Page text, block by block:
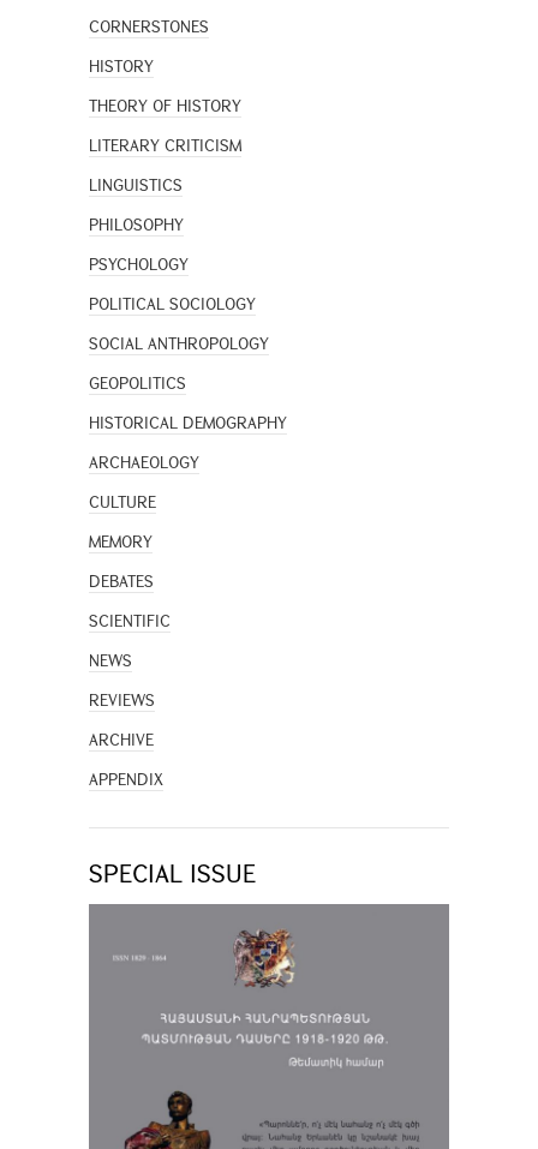
CORNERSTONES
HISTORY
THEORY OF HISTORY
LITERARY CRITICISM
LINGUISTICS
PHILOSOPHY
PSYCHOLOGY
POLITICAL SOCIOLOGY
SOCIAL ANTHROPOLOGY
GEOPOLITICS
HISTORICAL DEMOGRAPHY
ARCHAEOLOGY
CULTURE
MEMORY
DEBATES
SCIENTIFIC
NEWS
REVIEWS
ARCHIVE
APPENDIX
SPECIAL ISSUE